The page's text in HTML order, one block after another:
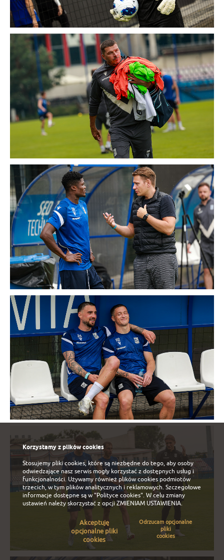
Korzystamy z plików cookies
Stosujemy pliki cookies, które są niezbędne do tego, aby osoby
odwiedzające nasz serwis mogły korzystać z dostępnych usług i
funkcjonalności. Używamy również plików cookies podmiotów
trzecich, w tym plików analitycznych i reklamowych. Szczegołowe
informacje dostępne są w"Polityce cookies". W celu zmiany
ustawień należy skorzystać z opcjiZMIENIAM USTAWIENIA.
Akceptuję
opcjonalne pliki
cookies
Odrzucam opcjonalne
pliki
cookies